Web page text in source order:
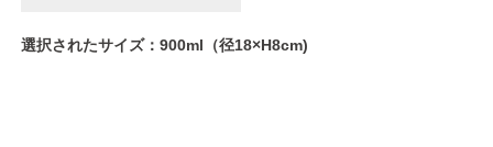
選択されたサイズ：900ml（径18×H8cm)